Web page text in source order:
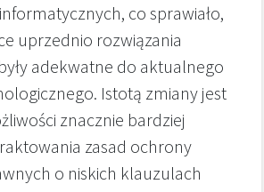
co sprawiało,
uprzednio rozwiązania
adekwatne do aktualnego
Istotą zmiany jest
znacznie bardziej
zasad ochrony
o niskich klauzulach